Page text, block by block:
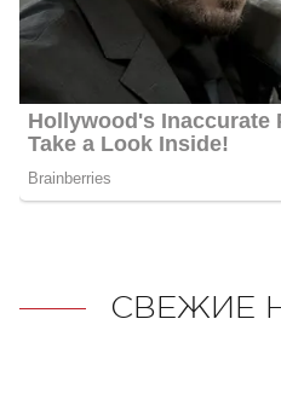
СВЕЖИЕ